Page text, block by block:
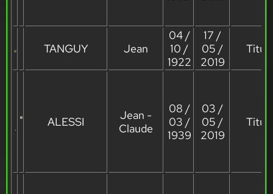
TANGUY Jean
04 /
10 /
1922
17 /
05 /
2019
ALESSI
Jean -
Claude
08 /
03 /
1939
03 /
05 /
2019